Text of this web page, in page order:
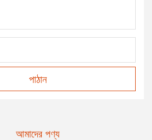
পাঠান
আমাদের পণ্য